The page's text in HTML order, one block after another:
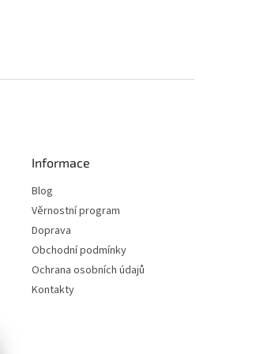
Informace
Blog
Věrnostní program
Doprava
Obchodní podmínky
Ochrana osobních údajů
Kontakty